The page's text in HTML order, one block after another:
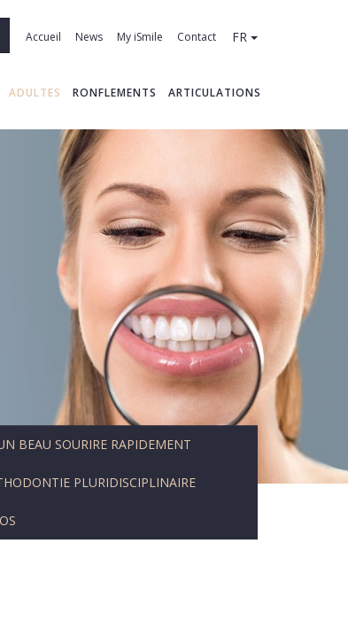
FR
Accueil News My iSmile Contact
ADULTES RONFLEMENTS ARTICULATIONS
BEAU SOURIRE RAPIDEMENT
PLURIDISCIPLINAIRE